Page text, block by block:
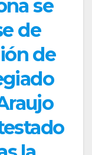
se
de
de